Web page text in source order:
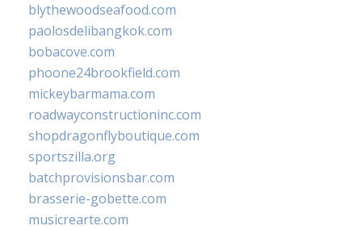
blythewoodseafood.com
paolosdelibangkok.com
bobacove.com
phoone24brookfield.com
mickeybarmama.com
roadwayconstructioninc.com
shopdragonflyboutique.com
sportszilla.org
batchprovisionsbar.com
brasserie-gobette.com
musicrearte.com